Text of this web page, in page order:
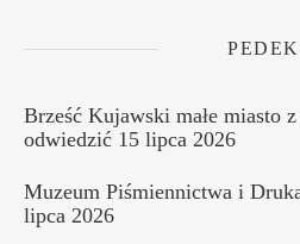
Brześć Kujawski małe miasto
odwiedzić 15 lipca 2026
Muzeum Piśmiennictwa i
lipca 2026